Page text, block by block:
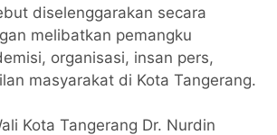
diselenggarakan secara
melibatkan pemangku
organisasi, insan pers,
masyarakat di Kota Tangerang.
Kota Tangerang Dr. Nurdin